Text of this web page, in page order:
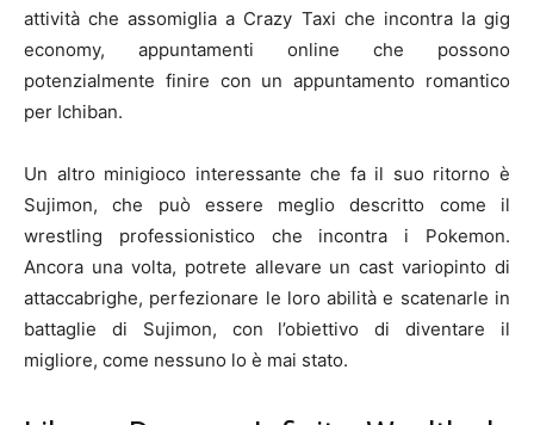
attività che assomiglia a Crazy Taxi che incontra la gig
economy, appuntamenti online che possono
potenzialmente finire con un appuntamento romantico
per Ichiban.
Un altro minigioco interessante che fa il suo ritorno è
Sujimon, che può essere meglio descritto come il
wrestling professionistico che incontra i Pokemon.
Ancora una volta, potrete allevare un cast variopinto di
attaccabrighe, perfezionare le loro abilità e scatenarle in
battaglie di Sujimon, con l’obiettivo di diventare il
migliore, come nessuno lo è mai stato.